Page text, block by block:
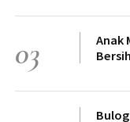
03
Anak